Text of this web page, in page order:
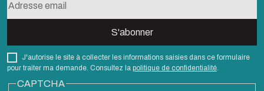
ACTIVER LE MODE ÉCO
J'autorise le site à collecter les informations saisies dans ce formulaire
pour traiter ma demande. Consultez la politique de confidentialité.
CAPTCHA